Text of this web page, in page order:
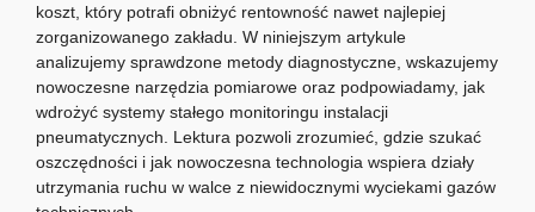
koszt, który potrafi obniżyć rentowność nawet najlepiej
zorganizowanego zakładu. W niniejszym artykule
analizujemy sprawdzone metody diagnostyczne, wskazujemy
nowoczesne narzędzia pomiarowe oraz podpowiadamy, jak
wdrożyć systemy stałego monitoringu instalacji
pneumatycznych. Lektura pozwoli zrozumieć, gdzie szukać
oszczędności i jak nowoczesna technologia wspiera działy
utrzymania ruchu w walce z niewidocznymi wyciekami gazów